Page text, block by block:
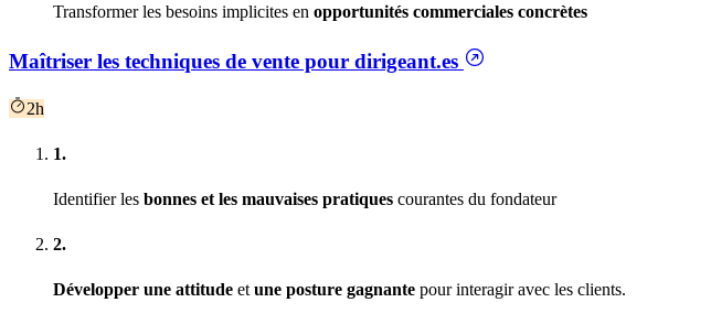
Transformer les besoins implicites en opportunités commerciales concrètes
Maîtriser les techniques de vente pour dirigeant.es
2h
1.
Identifier les bonnes et les mauvaises pratiques courantes du fondateur
2.
Développer une attitude et une posture gagnante pour interagir avec les clients.